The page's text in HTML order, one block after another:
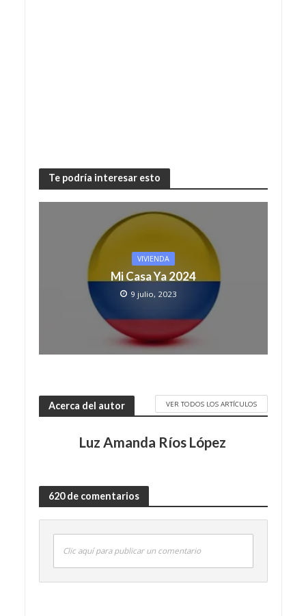
Te podría interesar esto
VIVIENDA
Mi Casa Ya 2024
9 julio, 2023
Acerca del autor VER TODOS LOS ARTÍCULOS
Luz Amanda Ríos López
620 de comentarios
Clic aquí para publicar un comentario